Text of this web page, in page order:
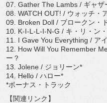
07. Gather The Lambs / ギャザ
08. WATCH OUT! / ウォッチ・
09. Broken Doll / ブロークン・
10. K-I-L-L-I-N-G / キ・リ・ン
11. I Gave You Everything / ア
12. How Will You Remember
ー？
13. Jolene / ジョリーン*
14. Hello / ハロー*
*ボーナス・トラック
【関連リンク】